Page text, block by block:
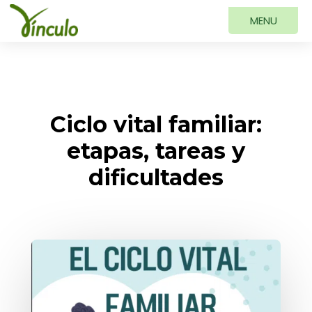
Ciclo vital familiar:
etapas, tareas y
dificultades